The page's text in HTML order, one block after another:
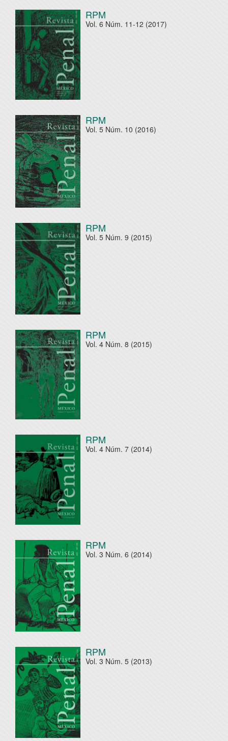
RPM
Vol. 6 Núm. 11-12 (2017)
RPM
Vol. 5 Núm. 10 (2016)
RPM
Vol. 5 Núm. 9 (2015)
RPM
Vol. 4 Núm. 8 (2015)
RPM
Vol. 4 Núm. 7 (2014)
RPM
Vol. 3 Núm. 6 (2014)
RPM
Vol. 3 Núm. 5 (2013)